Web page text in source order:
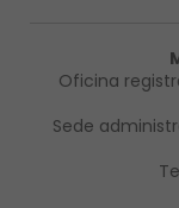
Oficina
Sede